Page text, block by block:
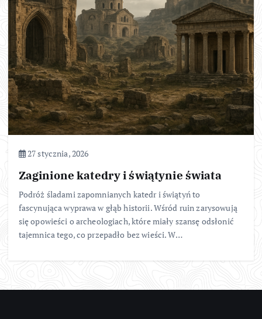
27 stycznia, 2026
Zaginione katedry i świątynie świata
Podróż śladami zapomnianych katedr i świątyń to
fascynująca wyprawa w głąb historii. Wśród ruin zarysowują
się opowieści o archeologiach, które miały szansę odsłonić
tajemnica tego, co przepadło bez wieści. W…